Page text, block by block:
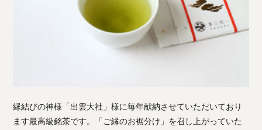
縁結びの神様「出雲大社」様に毎年献納させていただいており
ます最高級銘茶です。「ご縁のお裾分け」を召し上がっていた